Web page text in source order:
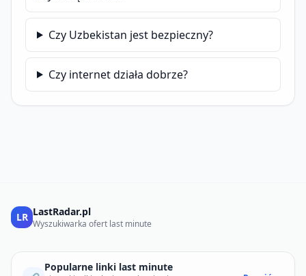
Czy Uzbekistan jest bezpieczny?
Czy internet działa dobrze?
LR LastRadar.pl
Wyszukiwarka ofert last minute
Popularne linki last minute